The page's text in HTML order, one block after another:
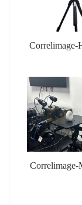
Correlimage-